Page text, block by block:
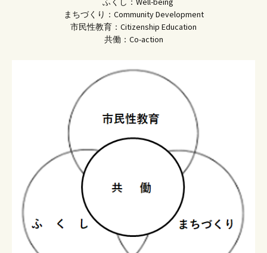
まちづくり：Community Development
市民性教育：Citizenship Education
共働：Co-action